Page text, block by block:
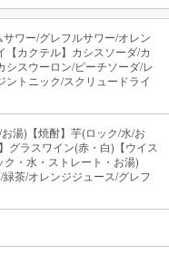
サワー/グレフルサワー/オレン
【カクテル】カシスソーダ/カ
シスウーロン/ピーチソーダ/レ
トニック/スクリュードライ
湯)【焼酎】芋(ロック/水/お
グラスワイン(赤・白)【ウイス
・水・ストレート・お湯)
緑茶/オレンジジュース/グレフ